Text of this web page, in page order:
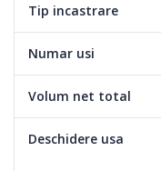
Racire cu ventilatie
Ventilatorul din
o circulatie omogena a
Tip incastrare
Numar usi
Volum net total
Deschidere usa